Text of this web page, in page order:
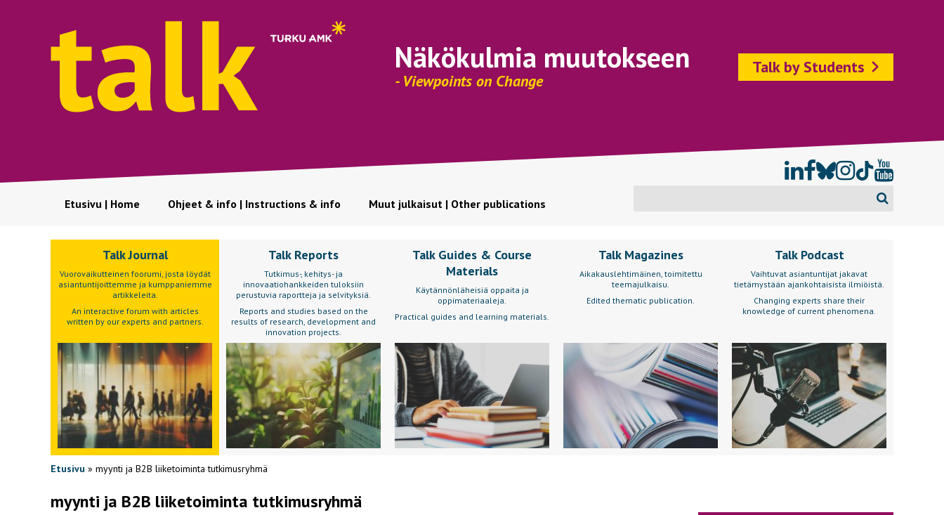
Näkökulmia muutokseen
- Viewpoints on Change
Talk by Students
Etusivu | Home Ohjeet & info | Instructions & info Muut julkaisut | Other publications
Talk Journal
Vuorovaikutteinen foorumi, josta löydät
asiantuntijoittemme ja kumppaniemme
artikkeleita.
An interactive forum with articles
written by our experts and partners.
Talk Reports
Tutkimus-, kehitys- ja
innovaatiohankkeiden tuloksiin
perustuvia raportteja ja selvityksiä.
Reports and studies based on the
results of research, development and
innovation projects.
Talk Guides & Course
Materials
Käytännönläheisiä oppaita ja
oppimateriaaleja.
Practical guides and learning materials.
Talk Magazines
Aikakauslehtimäinen, toimitettu
teemajulkaisu.
Edited thematic publication.
Talk Podcast
Vaihtuvat asiantuntijat jakavat
tietämystään ajankohtaisista ilmiöistä.
Changing experts share their
knowledge of current phenomena.
Etusivu » myynti ja B2B liiketoiminta tutkimusryhmä
myynti ja B2B liiketoiminta tutkimusryhmä